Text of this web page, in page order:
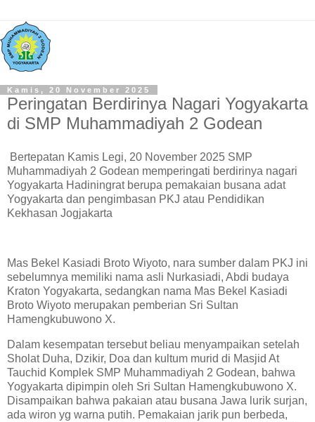
Kamis, 20 November 2025
Peringatan Berdirinya Nagari Yogyakarta
di SMP Muhammadiyah 2 Godean
Bertepatan Kamis Legi, 20 November 2025 SMP
Muhammadiyah 2 Godean memperingati berdirinya nagari
Yogyakarta Hadiningrat berupa pemakaian busana adat
Yogyakarta dan pengimbasan PKJ atau Pendidikan
Kekhasan Jogjakarta
Mas Bekel Kasiadi Broto Wiyoto, nara sumber dalam PKJ ini
sebelumnya memiliki nama asli Nurkasiadi, Abdi budaya
Kraton Yogyakarta, sedangkan nama Mas Bekel Kasiadi
Broto Wiyoto merupakan pemberian Sri Sultan
Hamengkubuwono X.
Dalam kesempatan tersebut beliau menyampaikan setelah
Sholat Duha, Dzikir, Doa dan kultum murid di Masjid At
Tauchid Komplek SMP Muhammadiyah 2 Godean, bahwa
Yogyakarta dipimpin oleh Sri Sultan Hamengkubuwono X.
Disampaikan bahwa pakaian atau busana Jawa lurik surjan,
ada wiron yg warna putih. Pemakaian jarik pun berbeda,